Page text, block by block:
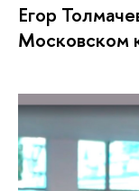
Егор
Московском